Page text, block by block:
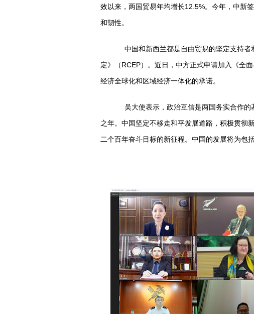
效以来，两国贸易年均增长12.5%。今年，中新
和韧性。
中国和新西兰都是自由贸易的坚定支持者
定》（RCEP）。近日，中方正式申请加入《全
经济全球化和区域经济一体化的承诺。
吴大使表示，政治互信是两国务实合作的
之年。中国坚定不移走和平发展道路，积极贯彻
二个百年奋斗目标的新征程。中国的发展将为包